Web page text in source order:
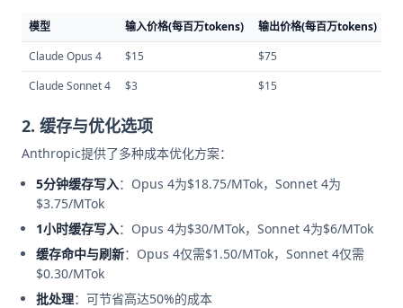
模型 输入价格(每百万tokens)
输出价格(每百万tokens)
Claude Opus 4
$15
$75
Claude Sonnet 4
$3 $15
2. 缓存与优化选项
Anthropic提供了多种成本优化方案：
5分钟缓存写入：Opus 4为$18.75/MTok，Sonnet 4为
$3.75/MTok
1小时缓存写入：Opus 4为$30/MTok，Sonnet 4为$6/MTok
缓存命中与刷新：Opus 4仅需$1.50/MTok，Sonnet 4仅需
$0.30/MTok
批处理：可节省高达50%的成本